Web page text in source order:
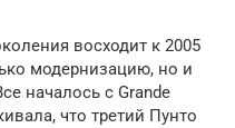
восходит к 2005
модернизацию, но и
началось с Grande
что третий Пунто